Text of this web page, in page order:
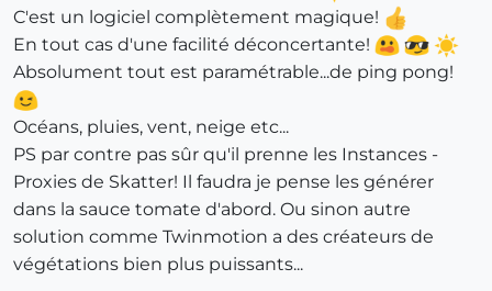
C'est un logiciel complètement magique!
En tout cas d'une facilité déconcertante!
Absolument tout est paramétrable...de ping pong!
Océans, pluies, vent, neige etc...
PS par contre pas sûr qu'il prenne les Instances -
Proxies de Skatter! Il faudra je pense les générer
dans la sauce tomate d'abord. Ou sinon autre
solution comme Twinmotion a des créateurs de
végétations bien plus puissants...